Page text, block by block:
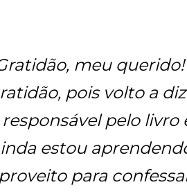
meu
pois volto a
responsável pelo
estou
para